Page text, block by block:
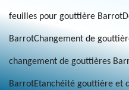
feuilles pour gouttière Barrot
BarrotChangement de
changement de gouttières
BarrotEtanchéité gouttière et